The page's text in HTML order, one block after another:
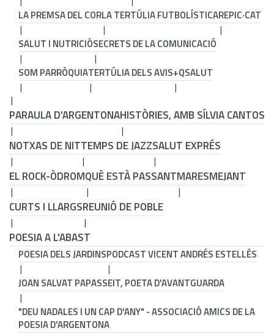
LA PREMSA DEL CORLA TERTÚLIA FUTBOLÍSTICAREPIC·CAT
SALUT I NUTRICIÓSECRETS DE LA COMUNICACIÓ
SOM PARRÒQUIATERTÚLIA DELS AVIS+QSALUT
PARAULA D'ARGENTONAHISTÒRIES, AMB SÍLVIA CANTOS
NOTXAS DE NITTEMPS DE JAZZSALUT EXPRÉS
EL ROCK-ÒDROMQUÈ ESTÀ PASSANTMARESMEJANT
CURTS I LLARGSREUNIÓ DE POBLE
POESIA A L'ABAST
POESIA DELS JARDINSPODCAST VICENT ANDRÉS ESTELLÉS
JOAN SALVAT PAPASSEIT, POETA D'AVANTGUARDA
"DEU NADALES I UN CAP D'ANY" - ASSOCIACIÓ AMICS DE LA
POESIA D'ARGENTONA